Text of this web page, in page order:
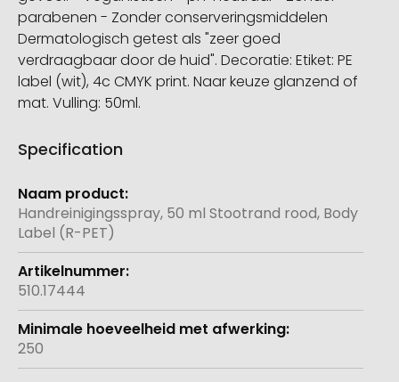
parabenen - Zonder conserveringsmiddelen
Dermatologisch getest als "zeer goed
verdraagbaar door de huid". Decoratie: Etiket: PE
label (wit), 4c CMYK print. Naar keuze glanzend of
mat. Vulling: 50ml.
Specification
Meer
informatie
Handreinigingsspray, 50 ml Stootrand rood, Body
Label (R-PET)
510.17444
250